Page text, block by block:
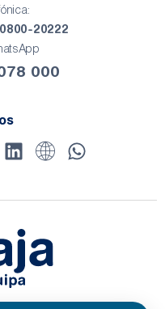
20222
000​